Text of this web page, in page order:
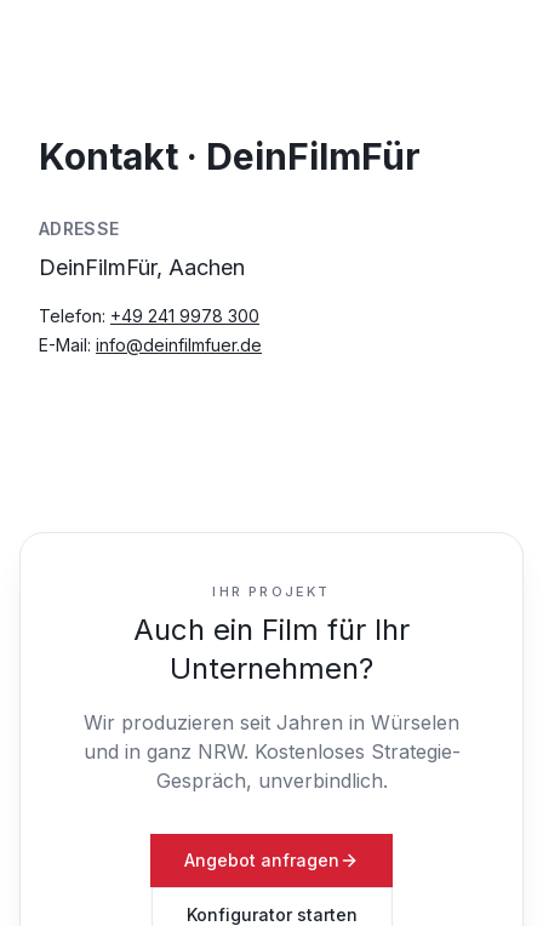
Kontakt · DeinFilmFür
ADRESSE
DeinFilmFür, Aachen
Telefon: +49 241 9978 300
E-Mail: info@deinfilmfuer.de
IHR PROJEKT
Auch ein Film für Ihr
Unternehmen?
Wir produzieren seit Jahren in Würselen
und in ganz NRW. Kostenloses Strategie-
Gespräch, unverbindlich.
Angebot anfragen
Konfigurator starten